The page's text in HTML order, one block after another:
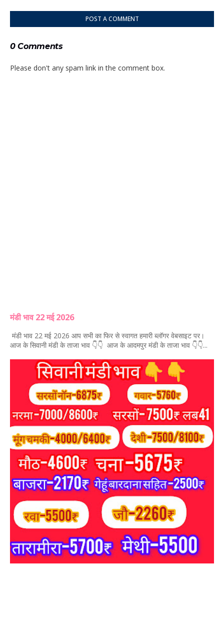
POST A COMMENT
0 Comments
Please don't any spam link in the comment box.
मंडी भाव 22 मई 2026
मंडी भाव 22 मई 2026 आप सभी का फिर से स्वागत हमारी ब्लॉगर वेबसाइट पर।
आज के सिवानी मंडी के ताजा भाव 👇👇 आज के आदमपुर मंडी के ताजा भाव 👇👇...